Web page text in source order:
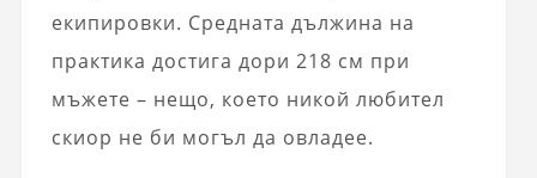
екипировки. Средната дължина на
практика достига дори 218 см при
мъжете – нещо, което никой любител
скиор не би могъл да овладее.